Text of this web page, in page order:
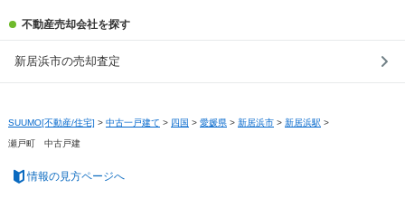
不動産売却会社を探す
新居浜市の売却査定
SUUMO[不動産/住宅] > 中古一戸建て > 四国 > 愛媛県 > 新居浜市 > 新居浜駅 >
瀬戸町 中古戸建
情報の見方ページへ